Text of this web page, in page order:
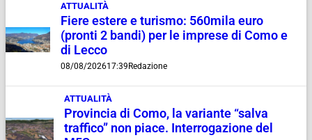
ATTUALITÀ
Fiere estere e turismo: 560mila euro
(pronti 2 bandi) per le imprese di Como e
di Lecco
08/08/202617:39 Redazione
ATTUALITÀ
Provincia di Como, la variante “salva
traffico” non piace. Interrogazione del